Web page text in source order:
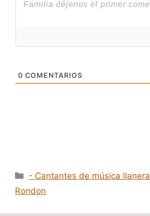
0 COMENTARIOS
Categorías
- Cantantes de música llanera
Rondon